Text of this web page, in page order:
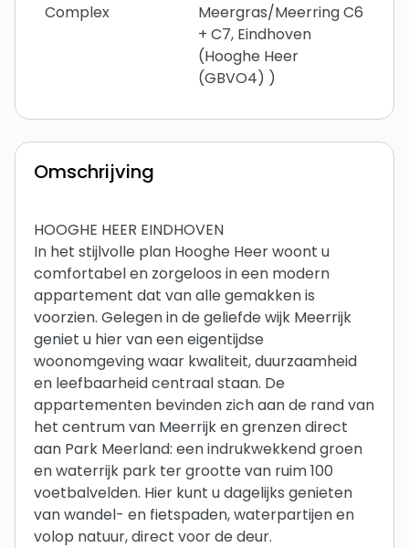
Complex
Meergras/Meerring C6
+ C7, Eindhoven
(Hooghe Heer
(GBVO4) )
Omschrijving
HOOGHE HEER EINDHOVEN
In het stijlvolle plan Hooghe Heer woont u
comfortabel en zorgeloos in een modern
appartement dat van alle gemakken is
voorzien. Gelegen in de geliefde wijk Meerrijk
geniet u hier van een eigentijdse
woonomgeving waar kwaliteit, duurzaamheid
en leefbaarheid centraal staan. De
appartementen bevinden zich aan de rand van
het centrum van Meerrijk en grenzen direct
aan Park Meerland: een indrukwekkend groen
en waterrijk park ter grootte van ruim 100
voetbalvelden. Hier kunt u dagelijks genieten
van wandel- en fietspaden, waterpartijen en
volop natuur, direct voor de deur.